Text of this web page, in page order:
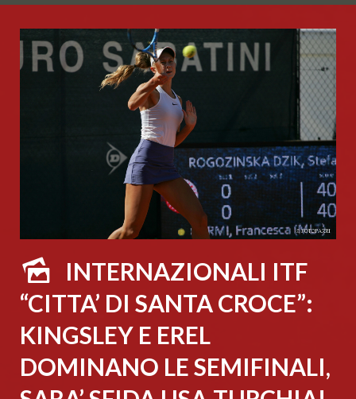
INTERNAZIONALI ITF
“CITTA’ DI SANTA CROCE”:
KINGSLEY E EREL
DOMINANO LE SEMIFINALI,